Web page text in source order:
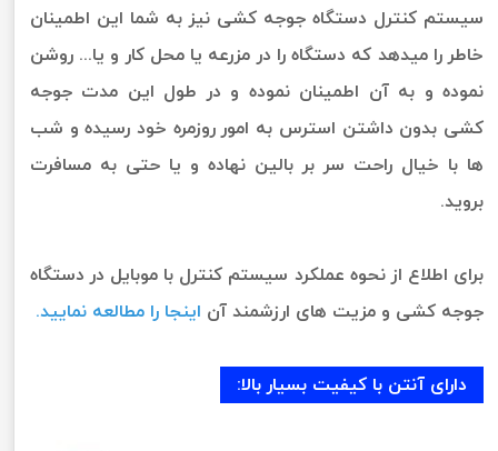
سیستم کنترل دستگاه جوجه کشی نیز به شما این اطمینان
خاطر را میدهد که دستگاه را در مزرعه یا محل کار و یا... روشن
نموده و به آن اطمینان نموده و در طول این مدت جوجه
کشی بدون داشتن استرس به امور روزمره خود رسیده و شب
ها با خیال راحت سر بر بالین نهاده و یا حتی به مسافرت
بروید.
برای اطلاع از نحوه عملکرد سیستم کنترل با موبایل در دستگاه
جوجه کشی و مزیت های ارزشمند آن اینجا را مطالعه نمایید.
دارای آنتن با کیفیت بسیار بالا: